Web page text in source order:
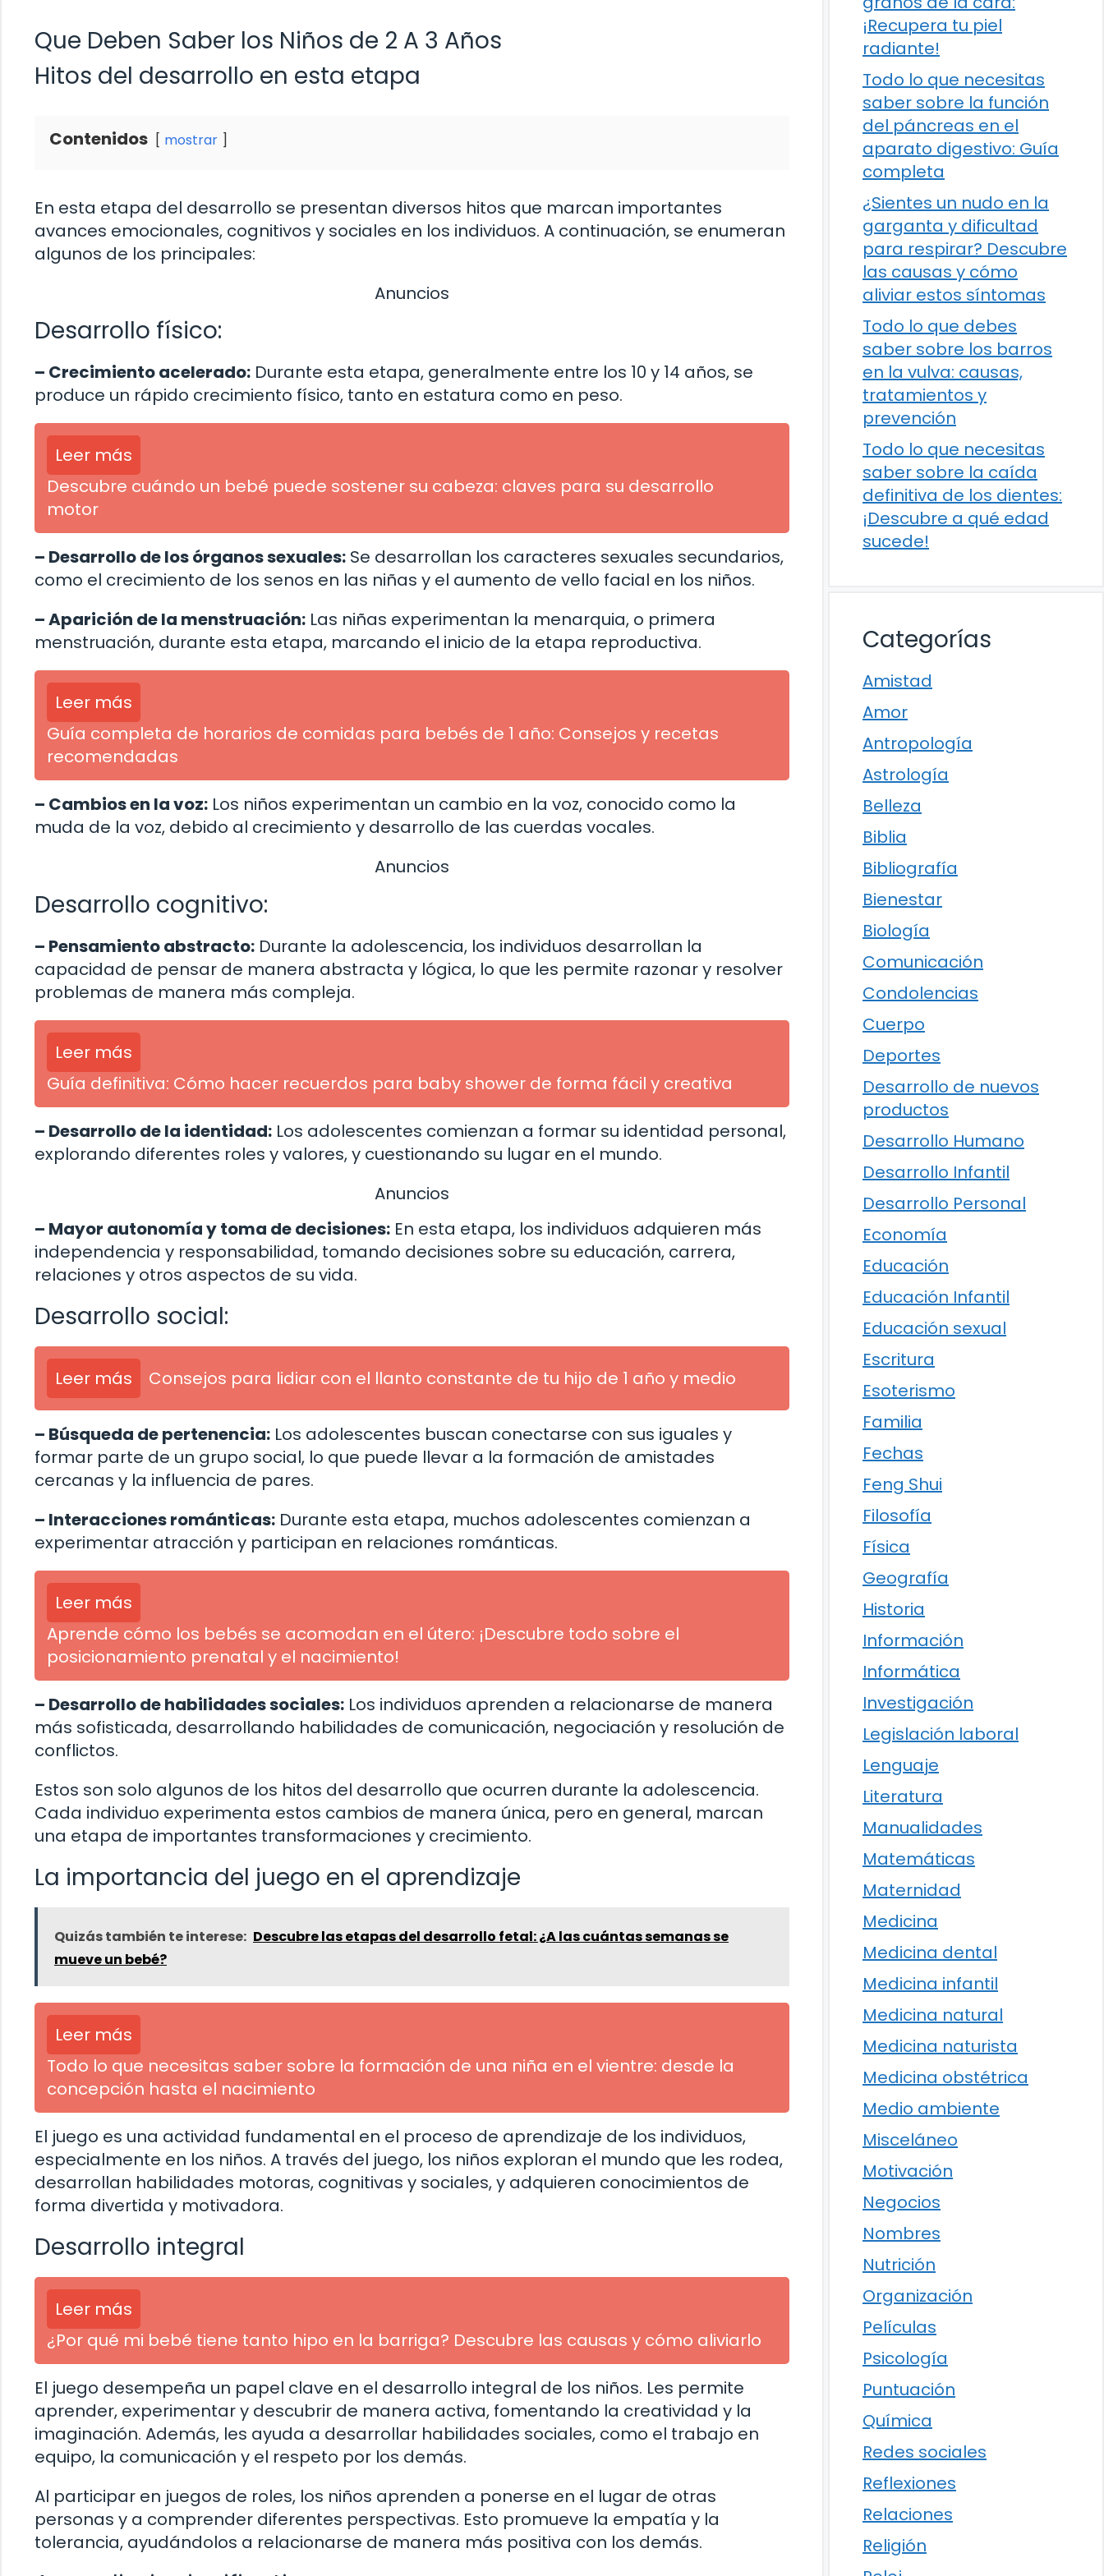
Que Deben Saber los Niños de 2 A 3 Años
Hitos del desarrollo en esta etapa
Contenidos mostrar
En esta etapa del desarrollo se presentan diversos hitos que marcan importantes
avances emocionales, cognitivos y sociales en los individuos. A continuación, se enumeran
algunos de los principales:
Anuncios
Desarrollo físico:
– Crecimiento acelerado: Durante esta etapa, generalmente entre los 10 y 14 años, se
produce un rápido crecimiento físico, tanto en estatura como en peso.
Leer más
Descubre cuándo un bebé puede sostener su cabeza: claves para su desarrollo
motor
– Desarrollo de los órganos sexuales: Se desarrollan los caracteres sexuales secundarios,
como el crecimiento de los senos en las niñas y el aumento de vello facial en los niños.
– Aparición de la menstruación: Las niñas experimentan la menarquia, o primera
menstruación, durante esta etapa, marcando el inicio de la etapa reproductiva.
Leer más
Guía completa de horarios de comidas para bebés de 1 año: Consejos y recetas
recomendadas
– Cambios en la voz: Los niños experimentan un cambio en la voz, conocido como la
muda de la voz, debido al crecimiento y desarrollo de las cuerdas vocales.
Anuncios
Desarrollo cognitivo:
– Pensamiento abstracto: Durante la adolescencia, los individuos desarrollan la
capacidad de pensar de manera abstracta y lógica, lo que les permite razonar y resolver
problemas de manera más compleja.
Leer más
Guía definitiva: Cómo hacer recuerdos para baby shower de forma fácil y creativa
– Desarrollo de la identidad: Los adolescentes comienzan a formar su identidad personal,
explorando diferentes roles y valores, y cuestionando su lugar en el mundo.
Anuncios
– Mayor autonomía y toma de decisiones: En esta etapa, los individuos adquieren más
independencia y responsabilidad, tomando decisiones sobre su educación, carrera,
relaciones y otros aspectos de su vida.
Desarrollo social:
Leer más Consejos para lidiar con el llanto constante de tu hijo de 1 año y medio
– Búsqueda de pertenencia: Los adolescentes buscan conectarse con sus iguales y
formar parte de un grupo social, lo que puede llevar a la formación de amistades
cercanas y la influencia de pares.
– Interacciones románticas: Durante esta etapa, muchos adolescentes comienzan a
experimentar atracción y participan en relaciones románticas.
Leer más
Aprende cómo los bebés se acomodan en el útero: ¡Descubre todo sobre el
posicionamiento prenatal y el nacimiento!
– Desarrollo de habilidades sociales: Los individuos aprenden a relacionarse de manera
más sofisticada, desarrollando habilidades de comunicación, negociación y resolución de
conflictos.
Estos son solo algunos de los hitos del desarrollo que ocurren durante la adolescencia.
Cada individuo experimenta estos cambios de manera única, pero en general, marcan
una etapa de importantes transformaciones y crecimiento.
La importancia del juego en el aprendizaje
Quizás también te interese: Descubre las etapas del desarrollo fetal: ¿A las cuántas semanas se
mueve un bebé?
Leer más
Todo lo que necesitas saber sobre la formación de una niña en el vientre: desde la
concepción hasta el nacimiento
El juego es una actividad fundamental en el proceso de aprendizaje de los individuos,
especialmente en los niños. A través del juego, los niños exploran el mundo que les rodea,
desarrollan habilidades motoras, cognitivas y sociales, y adquieren conocimientos de
forma divertida y motivadora.
Desarrollo integral
Leer más
¿Por qué mi bebé tiene tanto hipo en la barriga? Descubre las causas y cómo aliviarlo
El juego desempeña un papel clave en el desarrollo integral de los niños. Les permite
aprender, experimentar y descubrir de manera activa, fomentando la creatividad y la
imaginación. Además, les ayuda a desarrollar habilidades sociales, como el trabajo en
equipo, la comunicación y el respeto por los demás.
Al participar en juegos de roles, los niños aprenden a ponerse en el lugar de otras
personas y a comprender diferentes perspectivas. Esto promueve la empatía y la
tolerancia, ayudándolos a relacionarse de manera más positiva con los demás.
¡Recupera tu piel
radiante!
Todo lo que necesitas
saber sobre la función
del páncreas en el
aparato digestivo: Guía
completa
¿Sientes un nudo en la
garganta y dificultad
para respirar? Descubre
las causas y cómo
aliviar estos síntomas
Todo lo que debes
saber sobre los barros
en la vulva: causas,
tratamientos y
prevención
Todo lo que necesitas
saber sobre la caída
definitiva de los dientes:
¡Descubre a qué edad
sucede!
Categorías
Amistad
Amor
Antropología
Astrología
Belleza
Biblia
Bibliografía
Bienestar
Biología
Comunicación
Condolencias
Cuerpo
Deportes
Desarrollo de nuevos
productos
Desarrollo Humano
Desarrollo Infantil
Desarrollo Personal
Economía
Educación
Educación Infantil
Educación sexual
Escritura
Esoterismo
Familia
Fechas
Feng Shui
Filosofía
Física
Geografía
Historia
Información
Informática
Investigación
Legislación laboral
Lenguaje
Literatura
Manualidades
Matemáticas
Maternidad
Medicina
Medicina dental
Medicina infantil
Medicina natural
Medicina naturista
Medicina obstétrica
Medio ambiente
Misceláneo
Motivación
Negocios
Nombres
Nutrición
Organización
Películas
Psicología
Puntuación
Química
Redes sociales
Reflexiones
Relaciones
Religión